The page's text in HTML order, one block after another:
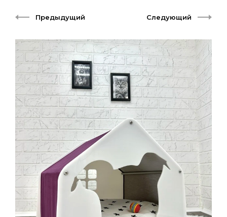
Предыдущий Следующий